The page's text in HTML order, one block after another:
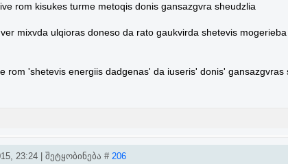
rom kisukes turme metoqis donis gansazgvra sheudzlia
mixvda ulqioras doneso da rato gaukvirda shetevis
rom 'shetevis energiis dadgenas' da iuseris' donis' gansazgvras
23:24 | შეტყობინება # 206